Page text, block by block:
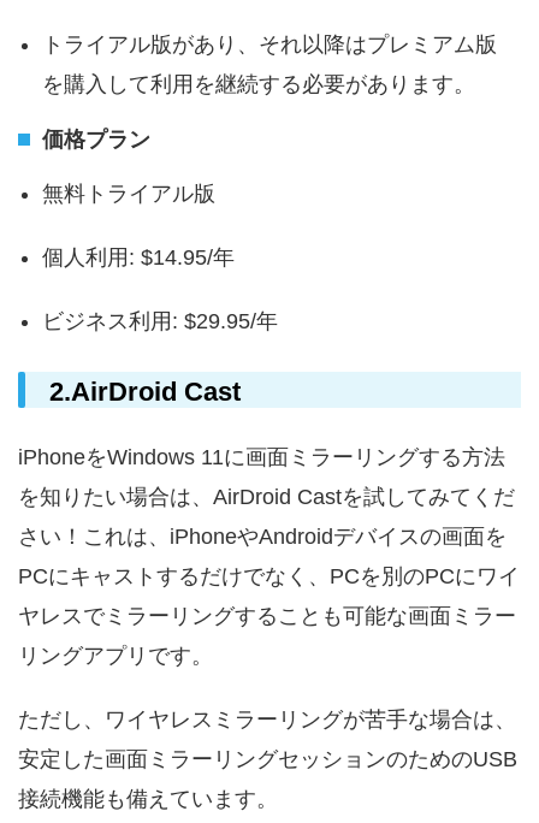
トライアル版があり、それ以降はプレミアム版
を購入して利用を継続する必要があります。
価格プラン
無料トライアル版
個人利用: $14.95/年
ビジネス利用: $29.95/年
2.AirDroid Cast
iPhoneをWindows 11に画面ミラーリングする方法
を知りたい場合は、AirDroid Castを試してみてくだ
さい！これは、iPhoneやAndroidデバイスの画面を
PCにキャストするだけでなく、PCを別のPCにワイ
ヤレスでミラーリングすることも可能な画面ミラー
リングアプリです。
ただし、ワイヤレスミラーリングが苦手な場合は、
安定した画面ミラーリングセッションのためのUSB
接続機能も備えています。